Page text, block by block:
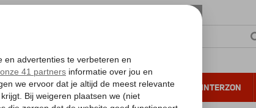
VERRE REIZEN ALL INCLUSIVE WINTERZON